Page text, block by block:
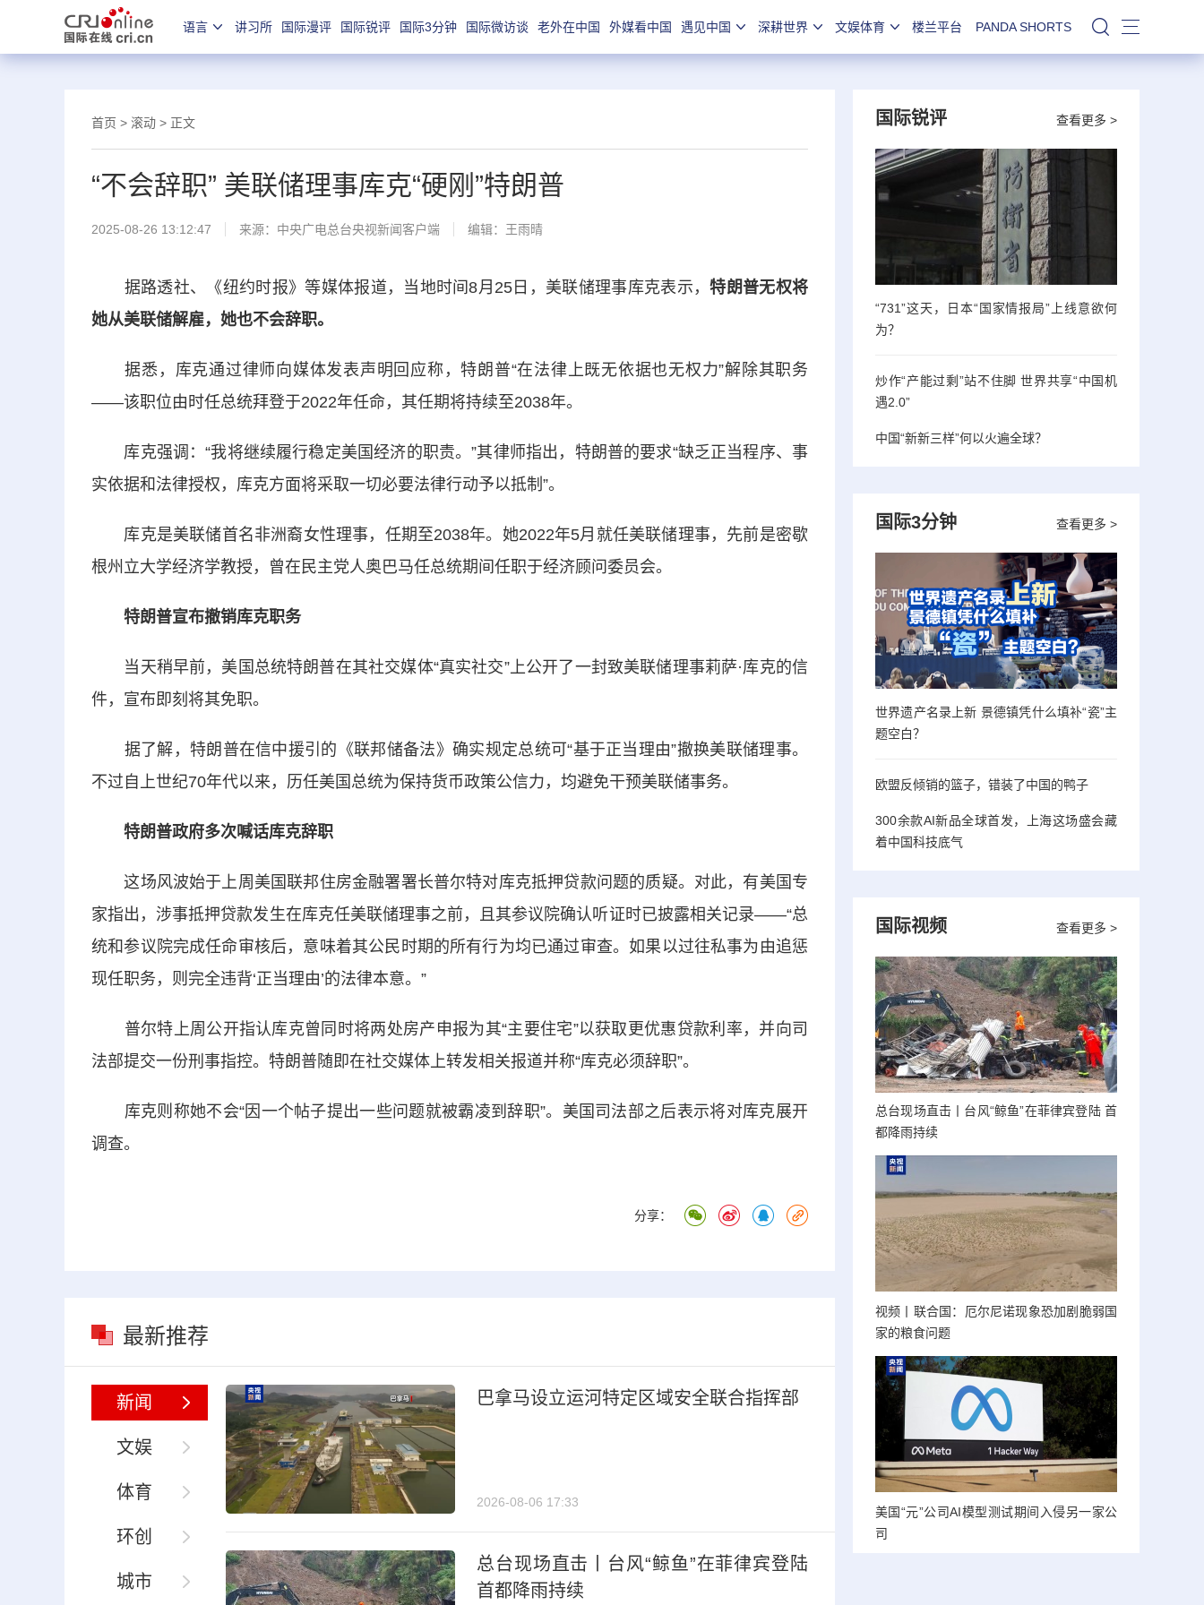
语言 讲习所 国际漫评 国际锐评 国际3分钟 国际微访谈 老外在中国 外媒看中国 遇见中国 深耕世界 文娱体育 楼兰平台 PANDA SHORTS 站内搜索
首页 > 滚动 > 正文
“不会辞职” 美联储理事库克“硬刚”特朗普
2025-08-26 13:12:47 来源： 中央广电总台央视新闻客户端 编辑：王雨晴
据路透社、《纽约时报》等媒体报道，当地时间8月25日，美联储理事库克表示，特朗普无权将
她从美联储解雇，她也不会辞职。
据悉，库克通过律师向媒体发表声明回应称，特朗普“在法律上既无依据也无权力”解除其职务
——该职位由时任总统拜登于2022年任命，其任期将持续至2038年。
库克强调：“我将继续履行稳定美国经济的职责。”其律师指出，特朗普的要求“缺乏正当程序、事
实依据和法律授权，库克方面将采取一切必要法律行动予以抵制”。
库克是美联储首名非洲裔女性理事，任期至2038年。她2022年5月就任美联储理事，先前是密歇
根州立大学经济学教授，曾在民主党人奥巴马任总统期间任职于经济顾问委员会。
特朗普宣布撤销库克职务
当天稍早前，美国总统特朗普在其社交媒体“真实社交”上公开了一封致美联储理事莉萨·库克的信
件，宣布即刻将其免职。
据了解，特朗普在信中援引的《联邦储备法》确实规定总统可“基于正当理由”撤换美联储理事。
不过自上世纪70年代以来，历任美国总统为保持货币政策公信力，均避免干预美联储事务。
特朗普政府多次喊话库克辞职
这场风波始于上周美国联邦住房金融署署长普尔特对库克抵押贷款问题的质疑。对此，有美国专
家指出，涉事抵押贷款发生在库克任美联储理事之前，且其参议院确认听证时已披露相关记录——“总
统和参议院完成任命审核后，意味着其公民时期的所有行为均已通过审查。如果以过往私事为由追惩
现任职务，则完全违背‘正当理由’的法律本意。”
普尔特上周公开指认库克曾同时将两处房产申报为其“主要住宅”以获取更优惠贷款利率，并向司
法部提交一份刑事指控。特朗普随即在社交媒体上转发相关报道并称“库克必须辞职”。
库克则称她不会“因一个帖子提出一些问题就被霸凌到辞职”。美国司法部之后表示将对库克展开
调查。
分享：
最新推荐
新闻
文娱
体育
环创
城市
巴拿马设立运河特定区域安全联合指挥部
2026-08-06 17:33
总台现场直击丨台风“鲸鱼”在菲律宾登陆
首都降雨持续
查看更多 >
国际锐评
“731”这天，日本“国家情报局”上线意欲何
为？
炒作“产能过剩”站不住脚 世界共享“中国机
遇2.0”
中国“新新三样”何以火遍全球？
查看更多 >
国际3分钟
世界遗产名录上新 景德镇凭什么填补“瓷”主
题空白？
欧盟反倾销的篮子，错装了中国的鸭子
300余款AI新品全球首发，上海这场盛会藏
着中国科技底气
查看更多 >
国际视频
总台现场直击丨台风“鲸鱼”在菲律宾登陆 首
都降雨持续
视频丨联合国：厄尔尼诺现象恐加剧脆弱国
家的粮食问题
美国“元”公司AI模型测试期间入侵另一家公
司